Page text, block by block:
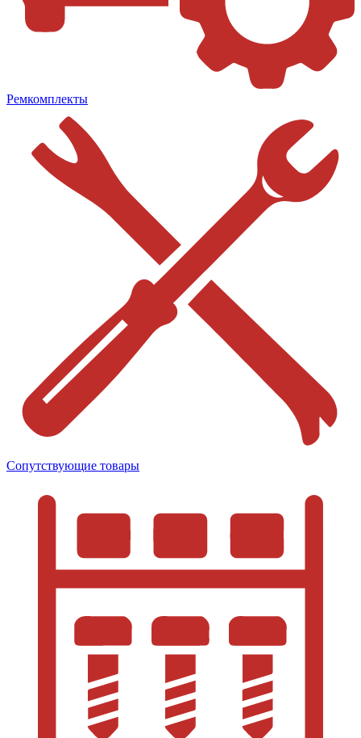
Ремкомплекты
Сопутствующие товары